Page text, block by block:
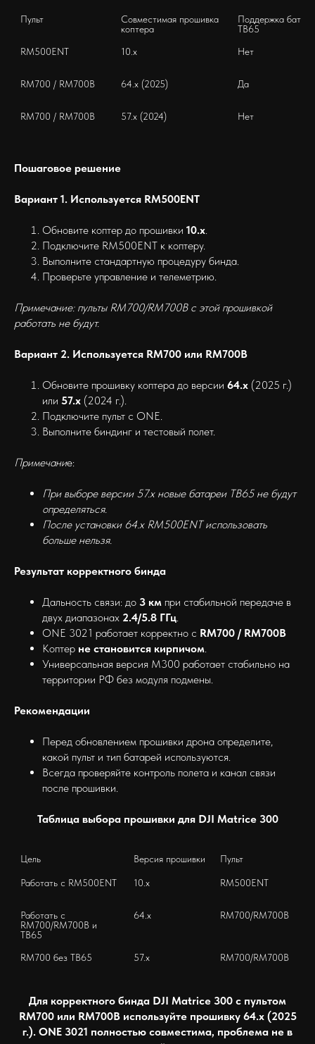
Пульт
Совместимая прошивка
коптера
Поддержка
ТВ65
RM500ENT
10.x Нет
RM700 / RM700B 64.x (2025) Да
RM700 / RM700B 57.x (2024) Нет
Пошаговое решение
Вариант 1. Используется RM500ENT
Обновите коптер до прошивки 10.x.
Подключите RM500ENT к коптеру.
Выполните стандартную процедуру бинда.
Проверьте управление и телеметрию.
Примечание: пульты RM700/RM700B с этой прошивкой
работать не будут.
Вариант 2. Используется RM700 или RM700B
Обновите прошивку коптера до версии 64.x (2025 г.)
или 57.x (2024 г.).
Подключите пульт с ONE.
Выполните биндинг и тестовый полет.
Примечание:
При выборе версии 57.x новые батареи ТВ65 не будут
определяться.
После установки 64.x RM500ENT использовать
больше нельзя.
Результат корректного бинда
Дальность связи: до 3 км при стабильной передаче в
двух диапазонах 2.4/5.8 ГГц.
ONE 3021 работает корректно с RM700 / RM700B
Коптер не становится кирпичом.
Универсальная версия M300 работает стабильно на
территории РФ без модуля подмены.
Рекомендации
Перед обновлением прошивки дрона определите,
какой пульт и тип батарей используются.
Всегда проверяйте контроль полета и канал связи
после прошивки.
Таблица выбора прошивки для DJI Matrice 300
Цель Версия прошивки Пульт
Работать с RM500ENT 10.x RM500ENT
Работать с
RM700/RM700B и
ТВ65
64.x RM700/RM700B
RM700 без ТВ65 57.x RM700/RM700B
Для корректного бинда DJI Matrice 300 с пультом
RM700 или RM700B используйте прошивку 64.x (2025
г.). ONE 3021 полностью совместима, проблема не в